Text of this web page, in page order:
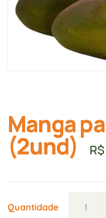
Manga
(2und) R$
Quantidade